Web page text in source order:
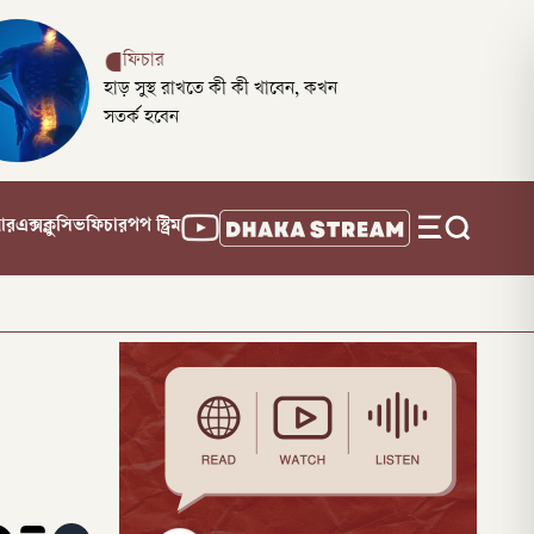
ফিচার
হাড় সুস্থ রাখতে কী কী খাবেন, কখন
সতর্ক হবেন
এক্সক্লুসিভফিচারপপ স্ট্রিম